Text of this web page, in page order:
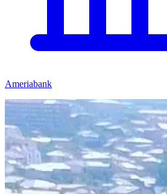
Ameriabank